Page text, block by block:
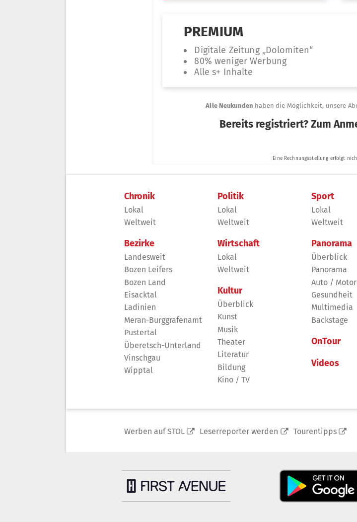
Chronik
Lokal
Weltweit
Bezirke
Landesweit
Bozen Leifers
Bozen Land
Eisacktal
Ladinien
Meran-Burggrafenamt
Pustertal
Überetsch-Unterland
Vinschgau
Wipptal
Politik
Lokal
Weltweit
Wirtschaft
Lokal
Weltweit
Kultur
Überblick
Kunst
Musik
Theater
Literatur
Bildung
Kino / TV
Sport
Lokal
Weltweit
Panorama
Überblick
Panorama
Auto / Motor
Gesundheit
Multimedia
Backstage
OnTour
Videos
Werben auf STOL Leserreporter werden Tourentipps